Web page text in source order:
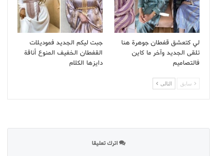
لي كتعشق قفطان جوهرة هنا
تلقى الجديد وآخر ما كاين
فالتصاميم
جبت ليكم الجديد فموديلات
القفطان الخفيف المنوع أناقة
دايزها الكلام
سابق التالى
اترك تعليقا